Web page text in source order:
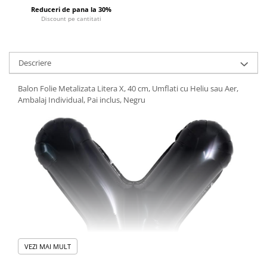
Reduceri de pana la 30%
Discount pe cantitati
Descriere
Balon Folie Metalizata Litera X, 40 cm, Umflati cu Heliu sau Aer,
Ambalaj Individual, Pai inclus, Negru
VEZI MAI MULT